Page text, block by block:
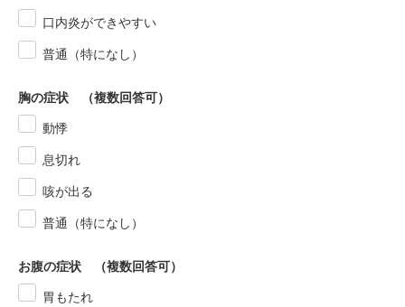
口内炎ができやすい
普通（特になし）
胸の症状 （複数回答可）
動悸
息切れ
咳が出る
普通（特になし）
お腹の症状 （複数回答可）
胃もたれ